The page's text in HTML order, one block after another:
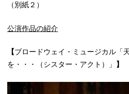
（別紙２）
公演作品の紹介
【ブロードウェイ・ミュージカル「
を・・・（シスター・アクト）」
】